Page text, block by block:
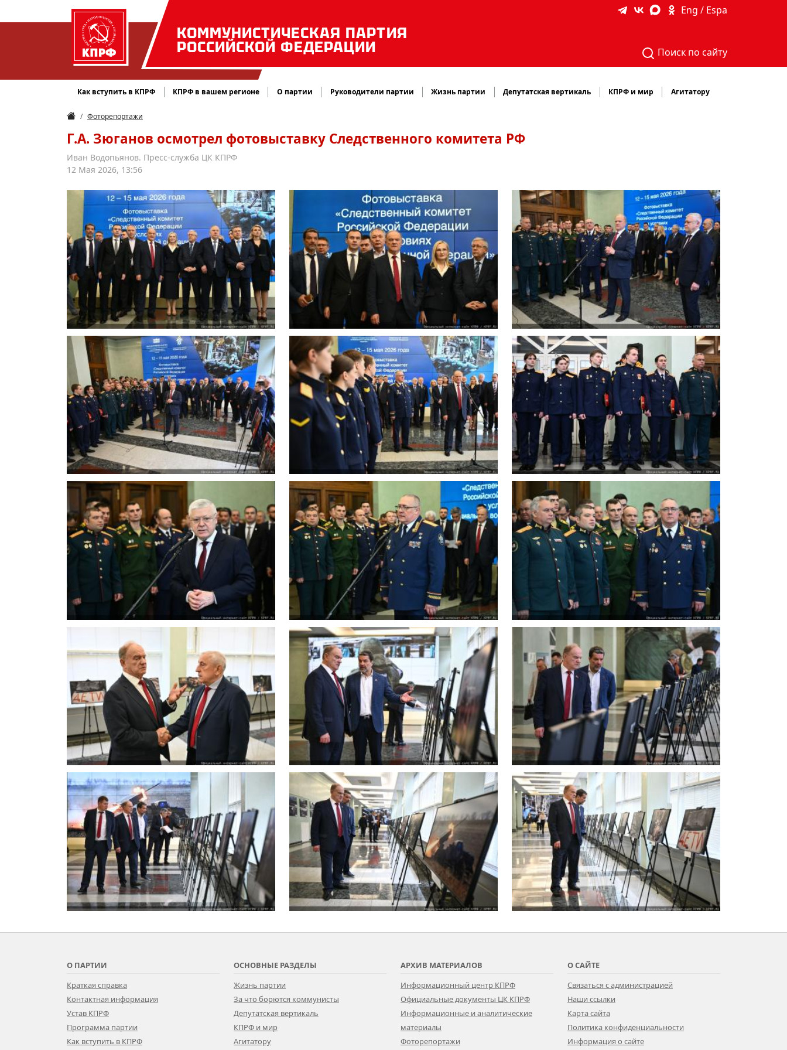
КОММУНИСТИЧЕСКАЯ ПАРТИЯ
РОССИЙСКОЙ ФЕДЕРАЦИИ
Eng / Espa
Поиск по сайту
Как вступить в КПРФ КПРФ в вашем регионе О партии Руководители партии Жизнь партии Депутатская вертикаль КПРФ и мир Агитатору
Фоторепортажи
Г.А. Зюганов осмотрел фотовыставку Следственного комитета РФ
Иван Водопьянов. Пресс-служба ЦК КПРФ
12 Мая 2026, 13:56
О ПАРТИИ
Краткая справка
Контактная информация
Устав КПРФ
Программа партии
Как вступить в КПРФ
ОСНОВНЫЕ РАЗДЕЛЫ
Жизнь партии
За что борются коммунисты
Депутатская вертикаль
КПРФ и мир
Агитатору
АРХИВ МАТЕРИАЛОВ
Информационный центр КПРФ
Официальные документы ЦК КПРФ
Информационные и аналитические
материалы
Фоторепортажи
О САЙТЕ
Связаться с администрацией
Наши ссылки
Карта сайта
Политика конфиденциальности
Информация о сайте